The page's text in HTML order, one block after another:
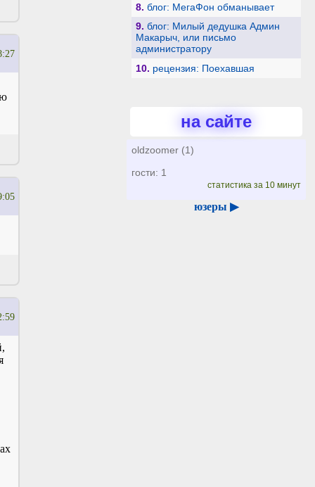
8. блог: МегаФон обманывает
9. блог: Милый дедушка Админ
Макарыч, или письмо
администратору
10. рецензия: Поехавшая
на сайте
oldzoomer (1)
гости: 1
статистика за 10 минут
юзеры ▶